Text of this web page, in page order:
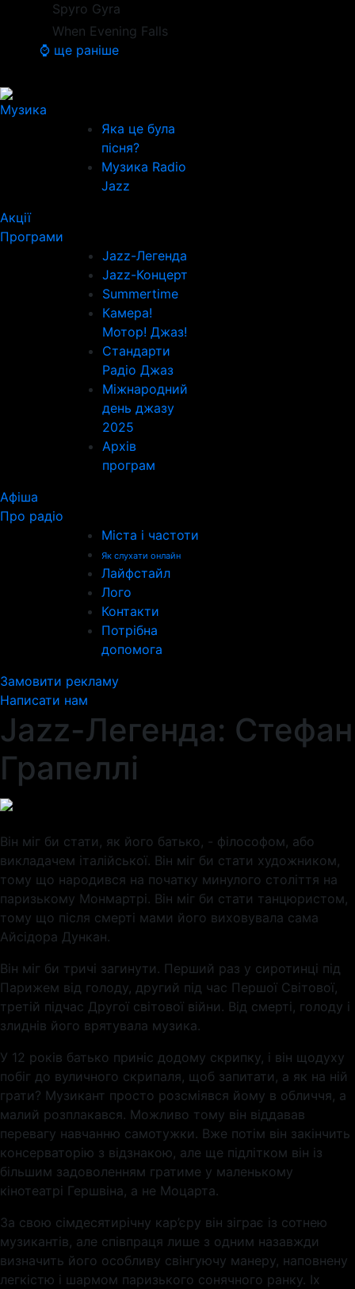
Spyro Gyra
When Evening Falls
⌚ ще раніше
Музика
Яка це була
пісня?
Музика Radio
Jazz
Акції
Програми
Jazz-Легенда
Jazz-Концерт
Summertime
Камера!
Мотор! Джаз!
Стандарти
Радіо Джаз
Міжнародний
день джазу
2025
Архів
програм
Афіша
Про радіо
Міста і частоти
Як слухати онлайн
Лайфстайл
Лого
Контакти
Потрібна
допомога
Замовити рекламу
Написати нам
Jazz-Легенда: Стефан
Грапеллі
Він міг би стати, як його батько, - філософом, або
викладачем італійської. Він міг би стати художником,
тому що народився на початку минулого століття на
паризькому Монмартрі. Він міг би стати танцюристом,
тому що після смерті мами його виховувала сама
Айсідора Дункан.
Він міг би тричі загинути. Перший раз у сиротинці під
Парижем від голоду, другий під час Першої Світової,
третій підчас Другої світової війни. Від смерті, голоду і
злиднів його врятувала музика.
У 12 років батько приніс додому скрипку, і він щодуху
побіг до вуличного скрипаля, щоб запитати, а як на ній
грати? Музикант просто розсміявся йому в обличчя, а
малий розплакався. Можливо тому він віддавав
перевагу навчанню самотужки. Вже потім він закінчить
консерваторію з відзнакою, але ще підлітком він із
більшим задоволенням гратиме у маленькому
кінотеатрі Гершвіна, а не Моцарта.
За свою сімдесятирічну кар’єру він зіграє із сотнею
музикантів, але співпраця лише з одним назавжди
визначить його особливу свінгуючу манеру, наповнену
легкістю і шармом паризького сонячного ранку. Іх